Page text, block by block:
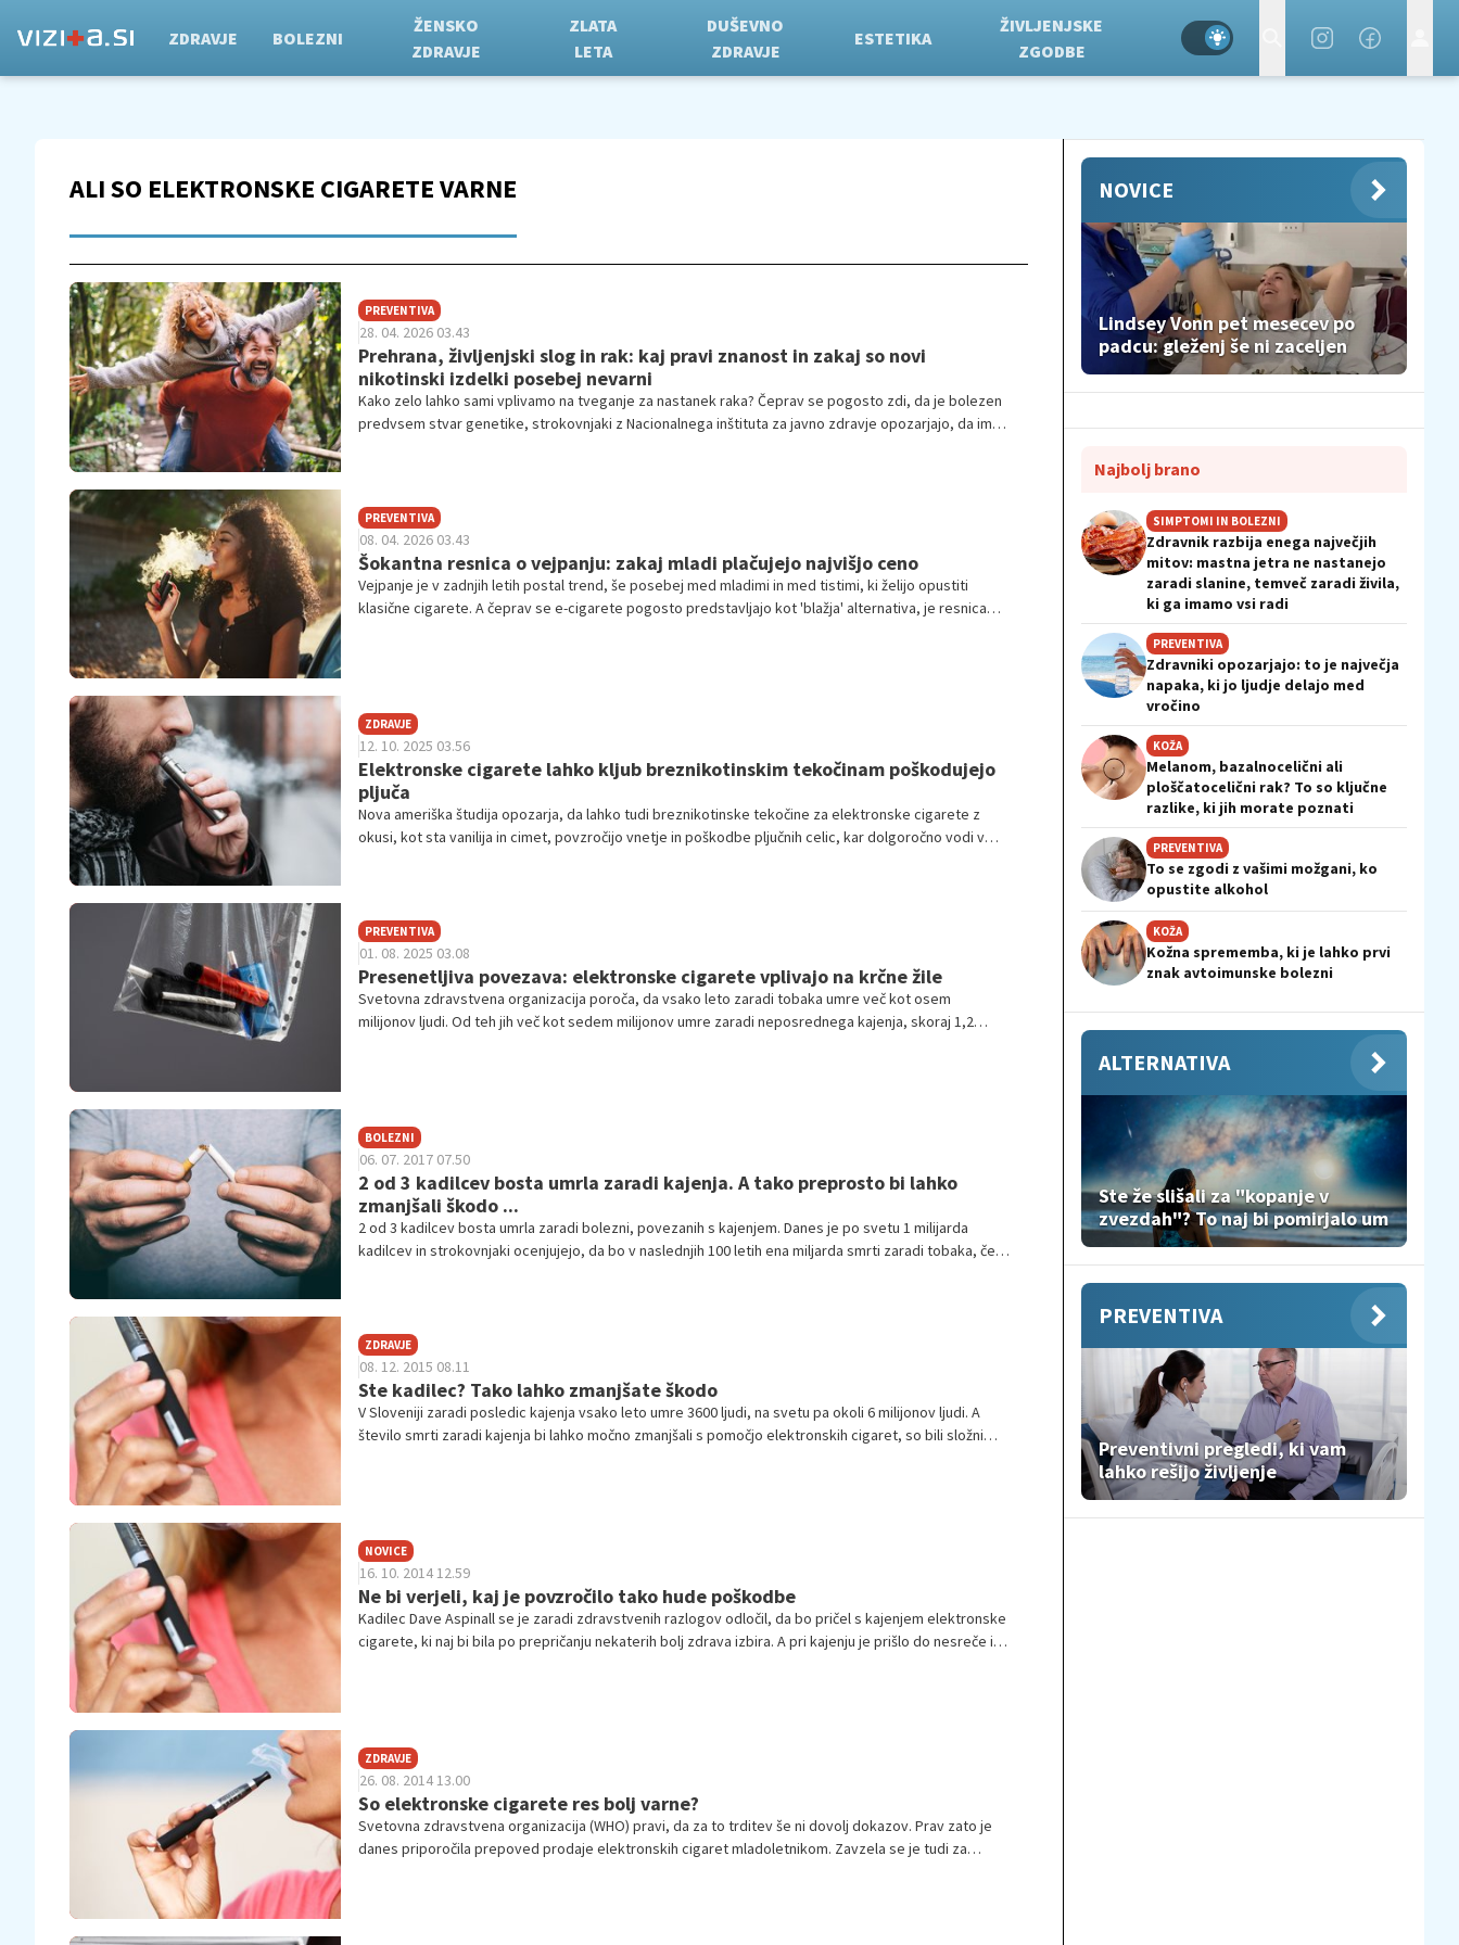
ZDRAVJE BOLEZNI
ŽENSKO
ZDRAVJE
ZLATA
LETA
DUŠEVNO
ZDRAVJE
ESTETIKA
ŽIVLJENJSKE
ZGODBE
ALI SO ELEKTRONSKE CIGARETE VARNE
PREVENTIVA
28. 04. 2026 03.43
Prehrana, življenjski slog in rak: kaj pravi znanost in zakaj so novi
nikotinski izdelki posebej nevarni
Kako zelo lahko sami vplivamo na tveganje za nastanek raka? Čeprav se pogosto zdi, da je bolezen
predvsem stvar genetike, strokovnjaki z Nacionalnega inštituta za javno zdravje opozarjajo, da ima
PREVENTIVA
08. 04. 2026 03.43
Šokantna resnica o vejpanju: zakaj mladi plačujejo najvišjo ceno
Vejpanje je v zadnjih letih postal trend, še posebej med mladimi in med tistimi, ki želijo opustiti
klasične cigarete. A čeprav se e-cigarete pogosto predstavljajo kot 'blažja' alternativa, je resnica
ZDRAVJE
12. 10. 2025 03.56
Elektronske cigarete lahko kljub breznikotinskim tekočinam poškodujejo
pljuča
Nova ameriška študija opozarja, da lahko tudi breznikotinske tekočine za elektronske cigarete z
okusi, kot sta vanilija in cimet, povzročijo vnetje in poškodbe pljučnih celic, kar dolgoročno vodi v
PREVENTIVA
01. 08. 2025 03.08
Presenetljiva povezava: elektronske cigarete vplivajo na krčne žile
Svetovna zdravstvena organizacija poroča, da vsako leto zaradi tobaka umre več kot osem
milijonov ljudi. Od teh jih več kot sedem milijonov umre zaradi neposrednega kajenja, skoraj 1,2
BOLEZNI
06. 07. 2017 07.50
2 od 3 kadilcev bosta umrla zaradi kajenja. A tako preprosto bi lahko
zmanjšali škodo ...
2 od 3 kadilcev bosta umrla zaradi bolezni, povezanih s kajenjem. Danes je po svetu 1 milijarda
kadilcev in strokovnjaki ocenjujejo, da bo v naslednjih 100 letih ena miljarda smrti zaradi tobaka, če
ZDRAVJE
08. 12. 2015 08.11
Ste kadilec? Tako lahko zmanjšate škodo
V Sloveniji zaradi posledic kajenja vsako leto umre 3600 ljudi, na svetu pa okoli 6 milijonov ljudi. A
število smrti zaradi kajenja bi lahko močno zmanjšali s pomočjo elektronskih cigaret, so bili složni
NOVICE
16. 10. 2014 12.59
Ne bi verjeli, kaj je povzročilo tako hude poškodbe
Kadilec Dave Aspinall se je zaradi zdravstvenih razlogov odločil, da bo pričel s kajenjem elektronske
cigarete, ki naj bi bila po prepričanju nekaterih bolj zdrava izbira. A pri kajenju je prišlo do nesreče in
ZDRAVJE
26. 08. 2014 13.00
So elektronske cigarete res bolj varne?
Svetovna zdravstvena organizacija (WHO) pravi, da za to trditev še ni dovolj dokazov. Prav zato je
danes priporočila prepoved prodaje elektronskih cigaret mladoletnikom. Zavzela se je tudi za
NOVICE
Lindsey Vonn pet mesecev po
padcu: gleženj še ni zaceljen
Najbolj brano
SIMPTOMI IN BOLEZNI
Zdravnik razbija enega največjih
mitov: mastna jetra ne nastanejo
zaradi slanine, temveč zaradi živila,
ki ga imamo vsi radi
PREVENTIVA
Zdravniki opozarjajo: to je največja
napaka, ki jo ljudje delajo med
vročino
KOŽA
Melanom, bazalnocelični ali
ploščatocelični rak? To so ključne
razlike, ki jih morate poznati
PREVENTIVA
To se zgodi z vašimi možgani, ko
opustite alkohol
KOŽA
Kožna sprememba, ki je lahko prvi
znak avtoimunske bolezni
ALTERNATIVA
Ste že slišali za "kopanje v
zvezdah"? To naj bi pomirjalo um
PREVENTIVA
Preventivni pregledi, ki vam
lahko rešijo življenje